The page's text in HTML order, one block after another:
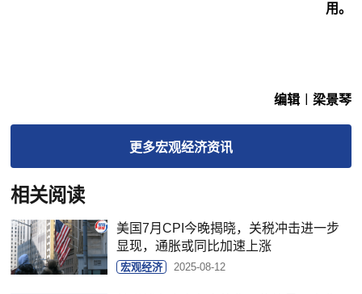
用。
编辑︱梁景琴
更多宏观经济资讯
相关阅读
美国7月CPI今晚揭晓，关税冲击进一步
显现，通胀或同比加速上涨
宏观经济 2025-08-12